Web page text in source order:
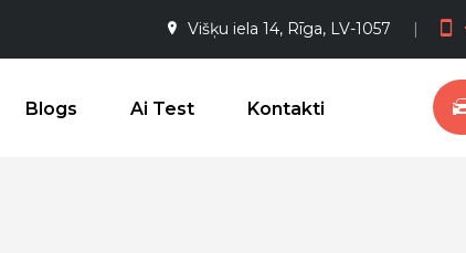
Višķu iela 14, Rīga, LV-1057
Blogs Ai Test Kontakti